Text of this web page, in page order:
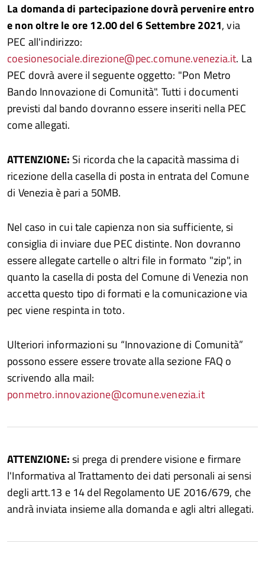
La domanda di partecipazione dovrà pervenire entro
e non oltre le ore 12.00 del 6 Settembre 2021, via
PEC all'indirizzo:
coesionesociale.direzione@pec.comune.venezia.it. La
PEC dovrà avere il seguente oggetto: "Pon Metro
Bando Innovazione di Comunità". Tutti i documenti
previsti dal bando dovranno essere inseriti nella PEC
come allegati.
ATTENZIONE: Si ricorda che la capacità massima di
ricezione della casella di posta in entrata del Comune
di Venezia è pari a 50MB.
Nel caso in cui tale capienza non sia sufficiente, si
consiglia di inviare due PEC distinte. Non dovranno
essere allegate cartelle o altri file in formato "zip", in
quanto la casella di posta del Comune di Venezia non
accetta questo tipo di formati e la comunicazione via
pec viene respinta in toto.
Ulteriori informazioni su “Innovazione di Comunità”
possono essere essere trovate alla sezione FAQ o
scrivendo alla mail:
ponmetro.innovazione@comune.venezia.it
ATTENZIONE:si prega di prendere visione e firmare
l'Informativa al Trattamento dei dati personali ai sensi
degli artt.13 e 14 del Regolamento UE 2016/679, che
andrà inviata insieme alla domanda e agli altri allegati.